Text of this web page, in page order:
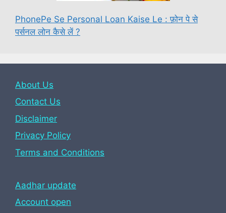
PhonePe Se Personal Loan Kaise Le : फ़ोन पे से
पर्सनल लोन कैसे लें ?
About Us
Contact Us
Disclaimer
Privacy Policy
Terms and Conditions
Aadhar update
Account open